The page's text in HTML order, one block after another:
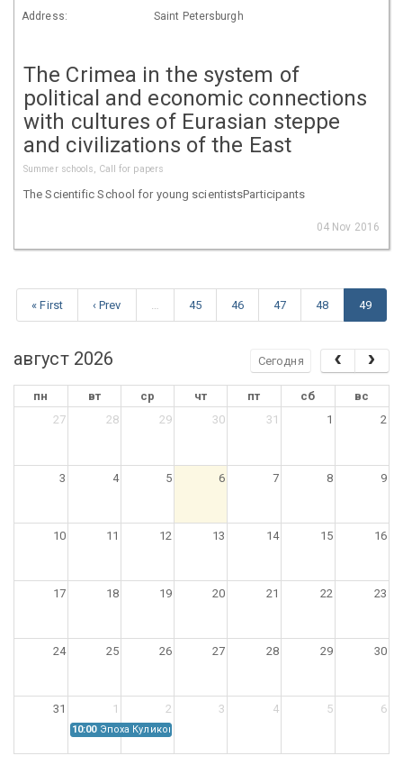
Address: Saint Petersburgh
The Crimea in the system of
political and economic connections
with cultures of Eurasian steppe
and civilizations of the East
Summer schools, Call for papers
The Scientific School for young scientistsParticipants
04 Nov 2016
« First ‹ Prev 45 46 47 48 49
август 2026 Сегодня
пн вт ср чт пт сб
вс
27
28 29 30 31 1 2
3 4 5 6 7 8 9
10 11 12 13 14 15 16
17 18 19 20 21 22 23
24 25 26 27 28 29 30
31 1 2 3 4 5 6
10:00 Эпоха Куликовской битвы: Проблемы источниковедения